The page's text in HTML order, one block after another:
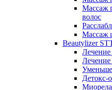
Массаж
волос
Массаж
Beautylizer
Лечение
Детокс-